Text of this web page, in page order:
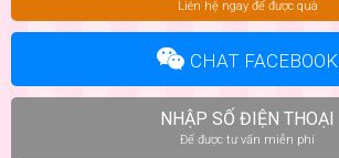
Liên hệ ngay để được quà
CHAT FACEBOOK
NHẬP SỐ ĐIỆN THOẠI
Để được tư vấn miễn phí